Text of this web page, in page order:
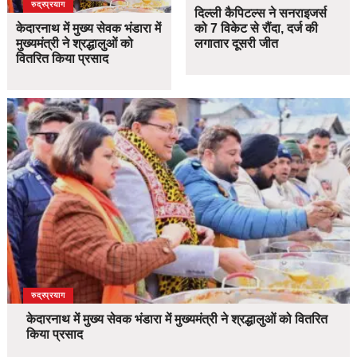
उत्तराखंड
देश
रुद्रप्रयाग
केदारनाथ में मुख्य सेवक भंडारा में
मुख्यमंत्री ने श्रद्धालुओं को
वितरित किया प्रसाद
दिल्ली कैपिटल्स ने सनराइजर्स
को 7 विकेट से रौंदा, दर्ज की
लगातार दूसरी जीत
उत्तराखंड
देश
रुद्रप्रयाग
केदारनाथ में मुख्य सेवक भंडारा में मुख्यमंत्री ने श्रद्धालुओं को वितरित
किया प्रसाद